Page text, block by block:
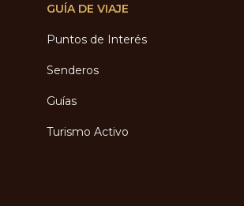
GUÍA DE VIAJE
Puntos de Interés
Senderos
Guías
Turismo Activo